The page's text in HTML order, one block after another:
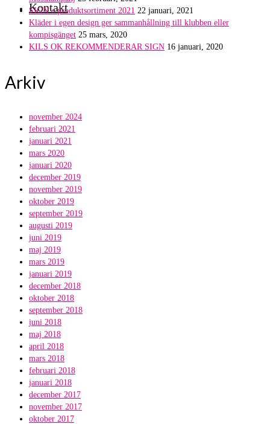
Kontakt
SIGN´s produktsortiment 2021 22 januari, 2021
Kläder i egen design ger sammanhållning till klubben eller
kompisgänget 25 mars, 2020
KILS OK REKOMMENDERAR SIGN 16 januari, 2020
Arkiv
november 2024
februari 2021
januari 2021
mars 2020
januari 2020
december 2019
november 2019
oktober 2019
september 2019
augusti 2019
juni 2019
maj 2019
mars 2019
januari 2019
december 2018
oktober 2018
september 2018
juni 2018
maj 2018
april 2018
mars 2018
februari 2018
januari 2018
december 2017
november 2017
oktober 2017